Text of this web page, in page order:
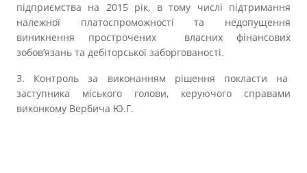
підприємства на 2015 рік, в тому числі підтримання
належної платоспроможності та недопущення
виникнення прострочених власних фінансових
зобов’язань та дебіторської заборгованості.
3. Контроль за виконанням рішення покласти на
заступника міського голови, керуючого справами
виконкому Вербича Ю.Г.